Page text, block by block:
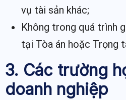
vụ tài sản khác;
Không trong quá trình
tại Tòa án hoặc Trọng
3. Các trường
doanh nghiệp